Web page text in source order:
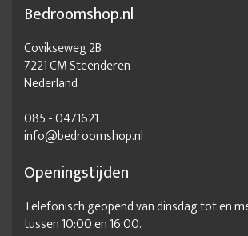
Bedroomshop.nl
Covikseweg 2B
7221 CM Steenderen
Nederland
085 - 0471621
info@bedroomshop.nl
Openingstijden
Telefonisch geopend van dinsdag tot en
tussen 10:00 en 16:00.